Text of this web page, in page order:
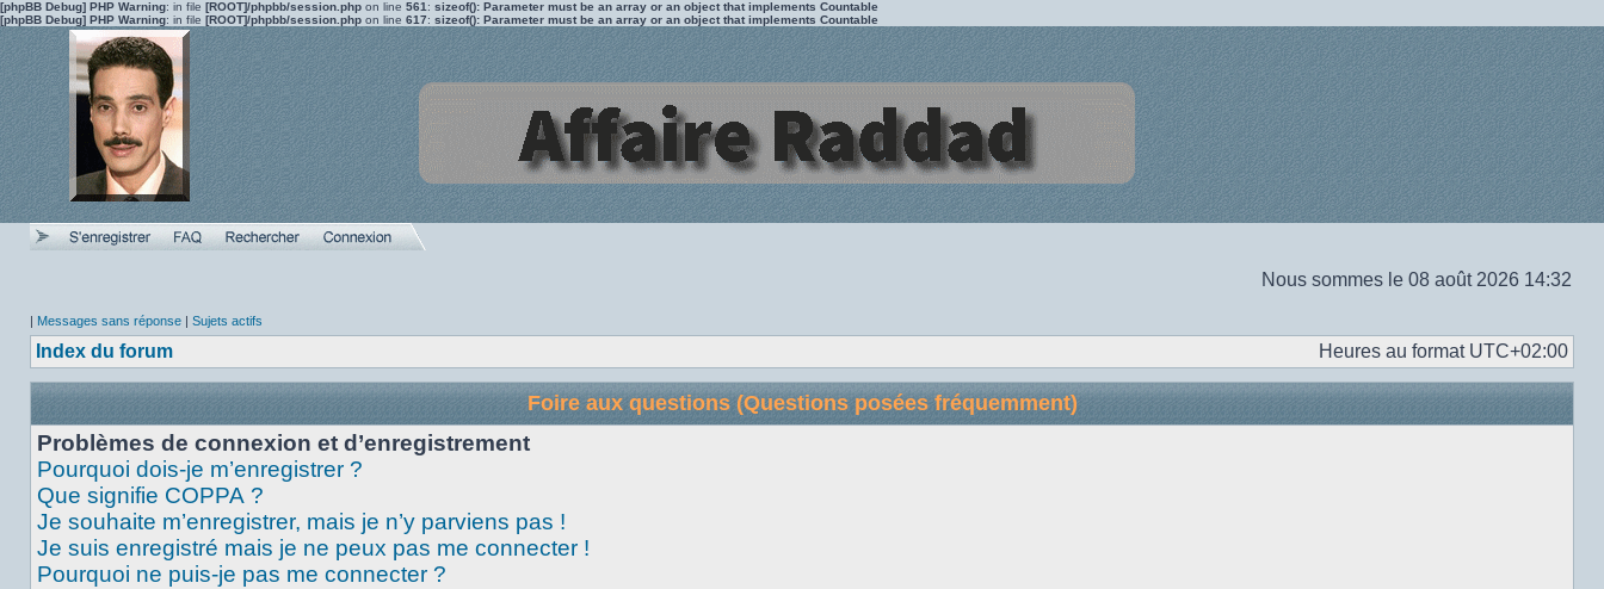
[phpBB Debug] PHP Warning: in file [ROOT]/phpbb/session.php on line 561 : sizeof(): Parameter must be an array or an object that implements Countable
[phpBB Debug] PHP Warning: in file [ROOT]/phpbb/session.php on line 617: sizeof(): Parameter must be an array or an object that implements Countable
Nous sommes le 08 août 2026 14:32
| Messages sans réponse | Sujets actifs
Index du forum Heures au format UTC+02:00
Foire aux questions (Questions posées fréquemment)
Problèmes de connexion et d’enregistrement
Pourquoi dois-je m’enregistrer ?
Que signifie COPPA ?
Je souhaite m’enregistrer, mais je n’y parviens pas !
Je suis enregistré mais je ne peux pas me connecter !
Pourquoi ne puis-je pas me connecter ?